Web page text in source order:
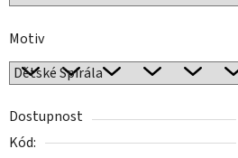
Motiv
Dostupnost
Kód: